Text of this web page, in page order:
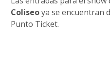
Coliseoya se encuentran
Punto Ticket.